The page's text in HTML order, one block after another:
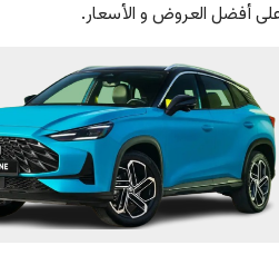
أفضل العروض و الأسعار.